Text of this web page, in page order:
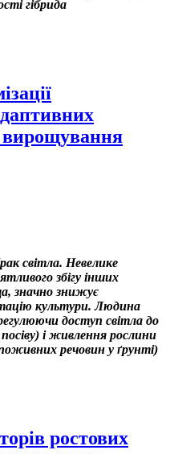
гібрида
вирощування
світла. Невелике
збігу інших
значно знижує
культури. Людина
доступ світла до
і живлення рослини
речовин у ґрунті)
ростових